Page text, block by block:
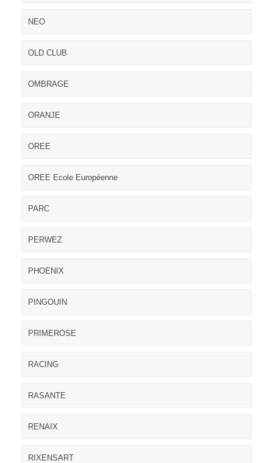
NEO
OLD CLUB
OMBRAGE
ORANJE
OREE
OREE Ecole Européenne
PARC
PERWEZ
PHOENIX
PINGOUIN
PRIMEROSE
RACING
RASANTE
RENAIX
RIXENSART